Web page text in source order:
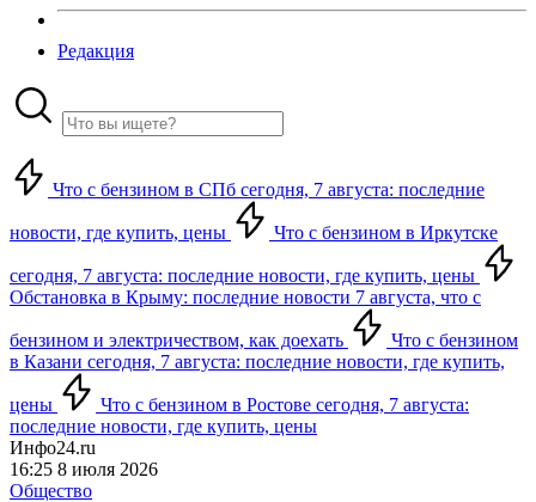
Редакция
Что с бензином в СПб сегодня, 7 августа: последние
новости, где купить, цены Что с бензином в Иркутске
сегодня, 7 августа: последние новости, где купить, цены
Обстановка в Крыму: последние новости 7 августа, что с
бензином и электричеством, как доехать
Что с бензином
в Казани сегодня, 7 августа: последние новости, где купить,
цены
Что с бензином в Ростове сегодня, 7 августа:
последние новости, где купить, цены
Инфо24.ru
16:25 8 июля 2026
Общество